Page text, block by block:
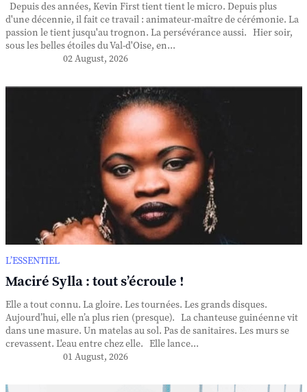
Depuis des années, Kevin First tient tient le micro. Depuis plus
d'une décennie, il fait ce travail : animateur-maître de cérémonie. La
passion le tient jusqu'au trognon. La persévérance aussi. Hier soir,
sous les belles étoiles du Val-d'Oise, en...
02 August, 2026
L’ESSENTIEL
Maciré Sylla : tout s’écroule !
Elle a tout connu. La gloire. Les tournées. Les grands disques.
Aujourd’hui, elle n’a plus rien (presque). La chanteuse guinéenne vit
dans une masure. Un matelas au sol. Pas de sanitaires. Les murs se
crevassent. L'eau entre chez elle. Elle lance...
01 August, 2026